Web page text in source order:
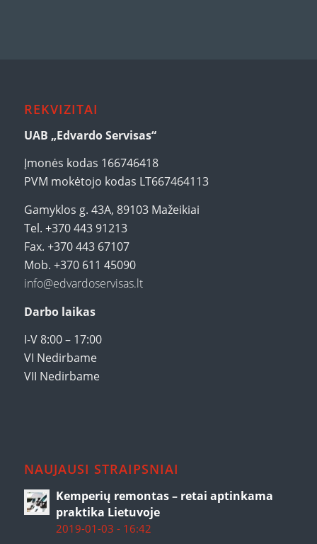
REKVIZITAI
UAB „Edvardo Servisas“
Įmonės kodas 166746418
PVM mokėtojo kodas LT667464113
Gamyklos g. 43A, 89103 Mažeikiai
Tel. +370 443 91213
Fax. +370 443 67107
Mob. +370 611 45090
info@edvardoservisas.lt
Darbo laikas
I-V 8:00 – 17:00
VI Nedirbame
VII Nedirbame
NAUJAUSI STRAIPSNIAI
Kemperių remontas – retai aptinkama
praktika Lietuvoje
2019-01-03 - 16:42